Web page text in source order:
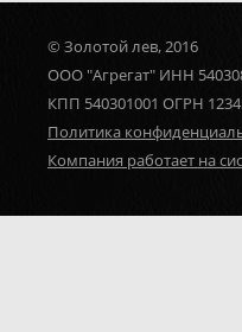
© Золотой лев, 2016
ООО "Агрегат" ИНН
КПП 540301001 ОГРН
Политика
Компания работает на